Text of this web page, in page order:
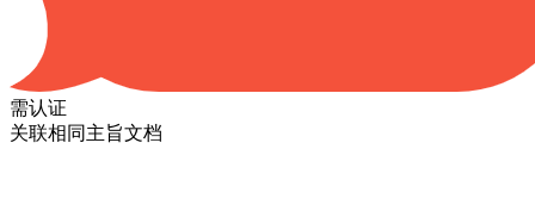
需认证
关联相同主旨文档